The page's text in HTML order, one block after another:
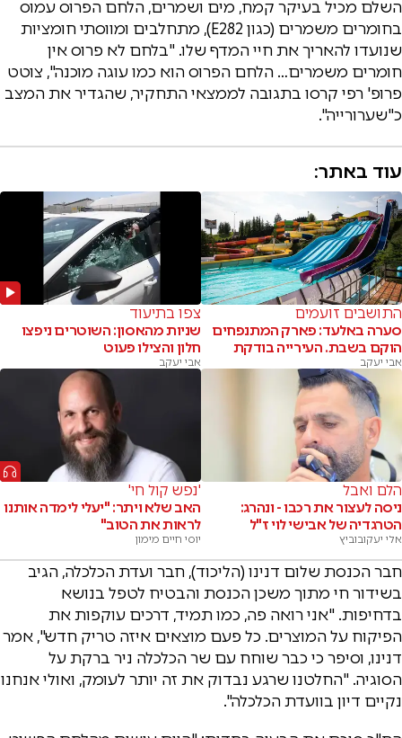
השלם מכיל בעיקר קמח, מים ושמרים, הלחם הפרוס עמוס
בחומרים משמרים (כגון E282), מתחלבים ומווסתי חומציות
שנועדו להאריך את חיי המדף שלו. "בלחם לא פרוס אין
חומרים משמרים… הלחם הפרוס הוא כמו עוגה מוכנה", צוטט
פרופ' רפי קרסו בתגובה לממצאי התחקיר, שהגדיר את המצב
כ"שערורייה".
עוד באתר:
התושבים זועמים
סערה באלעד: פארק המתנפחים
הוקם בשבת. העירייה בודקת
אבי יעקב
צפו בתיעוד
שניות מהאסון: השוטרים ניפצו
חלון והצילו פעוט
אבי יעקב
הלם ואבל
ניסה לעצור את רכבו - ונהרג:
הטרגדיה של אבישי לוי ז"ל
אלי יעקובוביץ
'נפש קול חי'
האב שלא ויתר: "יעלי לימדה אותנו
לראות את הטוב"
יוסי חיים מימון
חבר הכנסת שלום דנינו (הליכוד), חבר ועדת הכלכלה, הגיב
בשידור חי מתוך משכן הכנסת והבטיח לטפל בנושא
בדחיפות. "אני רואה פה, כמו תמיד, דרכים עוקפות את
הפיקוח על המוצרים. כל פעם מוצאים איזה טריק חדש", אמר
דנינו, וסיפר כי כבר שוחח עם שר הכלכלה ניר ברקת על
הסוגיה. "החלטנו שרגע נבדוק את זה יותר לעומק, ואולי אנחנו
נקיים דיון בוועדת הכלכלה".